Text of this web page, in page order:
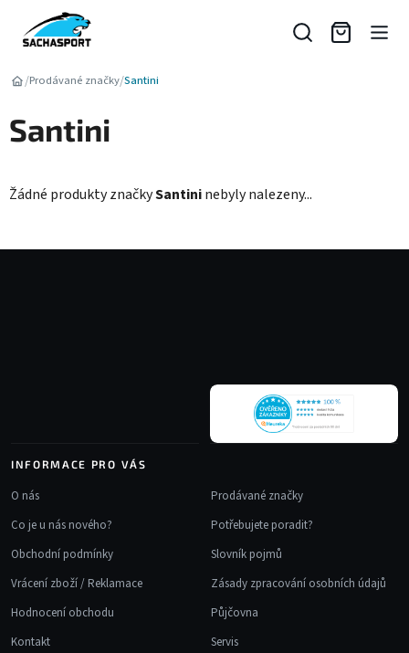
obsah
/Prodávané značky/Santini
Santini
Žádné produkty značkySantininebyly nalezeny...
INFORMACE PRO VÁS
O nás
Co je u nás nového?
Obchodní podmínky
Vrácení zboží / Reklamace
Hodnocení obchodu
Kontakt
Prodávané značky
Potřebujete poradit?
Slovník pojmů
Zásady zpracování osobních údajů
Půjčovna
Servis